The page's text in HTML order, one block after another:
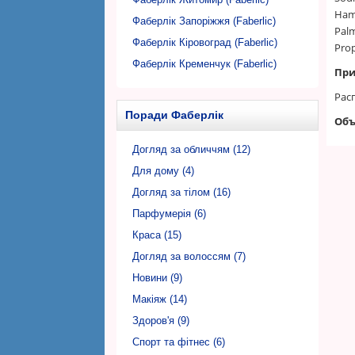
Фаберлік Запоріжжя (Faberlic)
Фаберлік Кіровоград (Faberlic)
Фаберлік Кременчук (Faberlic)
Фаберлік Миколаїв (Faberlic)
Фаберлік Нікополь (Faberlic)
Фаберлік Одеса (Faberlic)
Фаберлік Полтава (Faberlic)
Фаберлік Рівне (Faberlic)
Фаберлік Суми (Faberlic)
Фаберлік Тернопіль (Faberlic)
Фаберлік Ужгород (Faberlic)
Фаберлік Харків (Faberlic)
Фаберлік Херсон (Faberlic)
Поради Фаберлік
Догляд за обличчям (12)
Для дому (4)
Догляд за тілом (16)
Парфумерія (6)
Краса (15)
Догляд за волоссям (7)
Новини (9)
Макіяж (14)
Здоров'я (9)
Спорт та фітнес (6)